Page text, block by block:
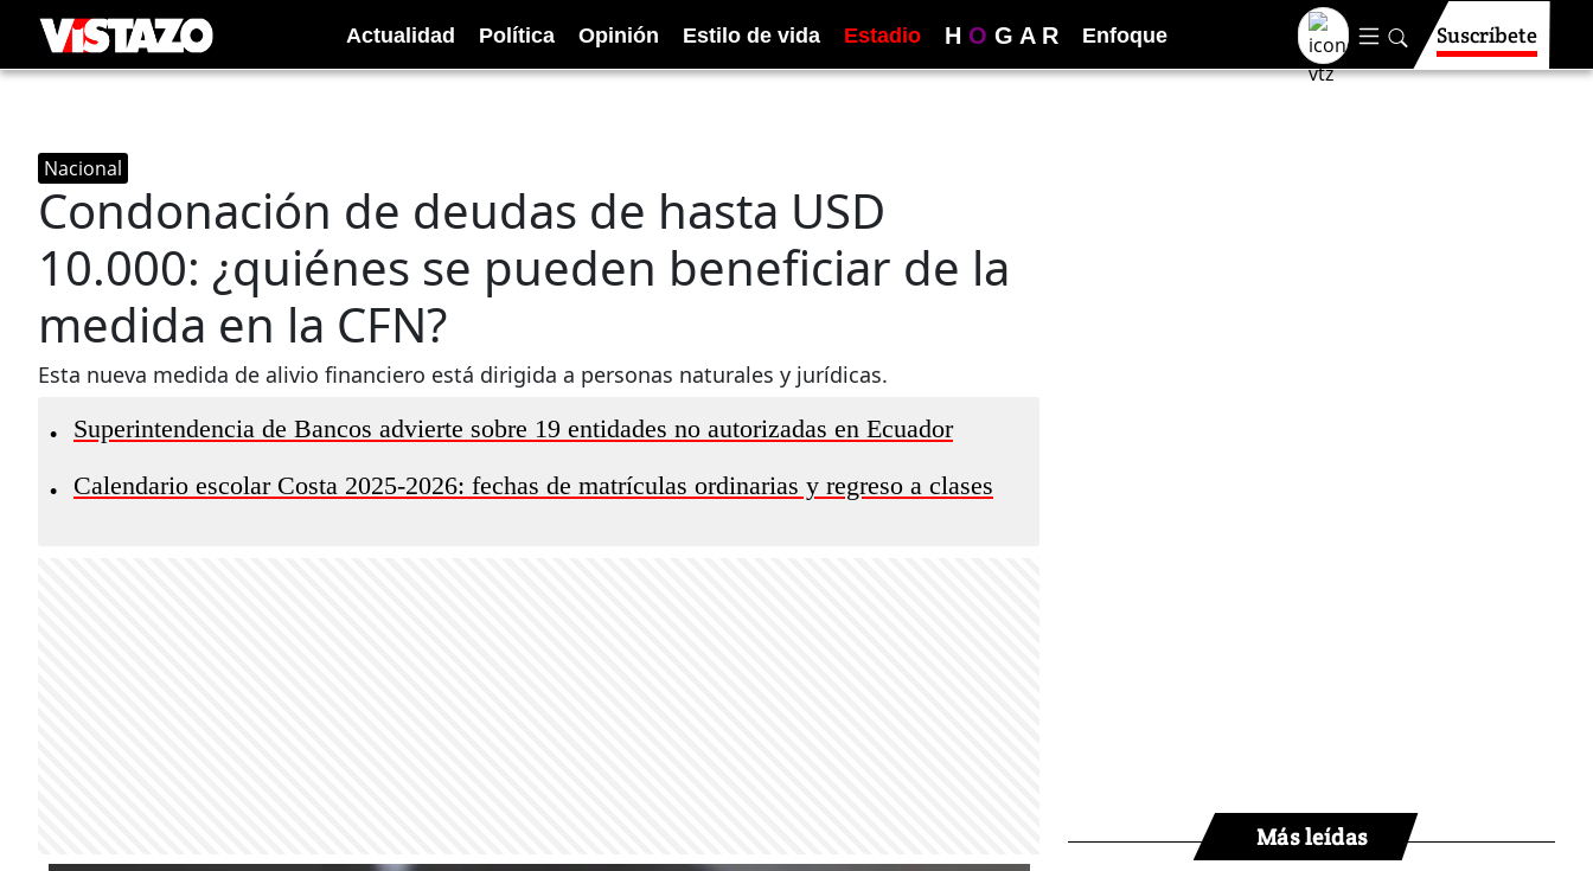
Actualidad Política Opinión Estilo de vida Estadio H O G A R Enfoque Suscríbete
Nacional
Condonación de deudas de hasta USD
10.000: ¿quiénes se pueden beneficiar de la
medida en la CFN?
Esta nueva medida de alivio financiero está dirigida a personas naturales y jurídicas.
• Superintendencia de Bancos advierte sobre 19 entidades no autorizadas en Ecuador
• Calendario escolar Costa 2025-2026: fechas de matrículas ordinarias y regreso a clases
Más leídas